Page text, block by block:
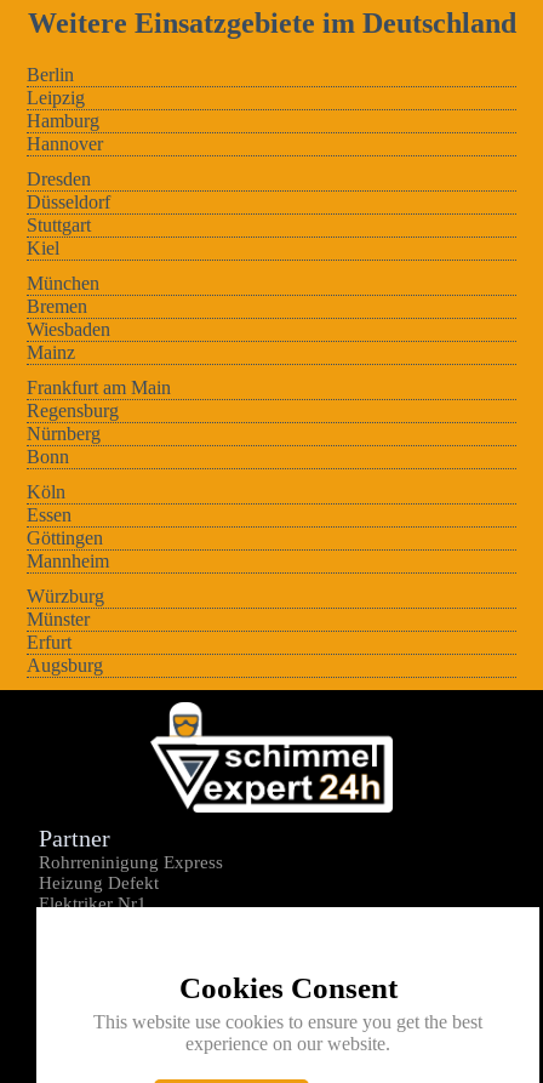
Weitere Einsatzgebiete im Deutschland
Berlin
Leipzig
Hamburg
Hannover
Dresden
Düsseldorf
Stuttgart
Kiel
München
Bremen
Wiesbaden
Mainz
Frankfurt am Main
Regensburg
Nürnberg
Bonn
Köln
Essen
Göttingen
Mannheim
Würzburg
Münster
Erfurt
Augsburg
Cookies Consent
This website use cookies to ensure you get the best
experience on our website.
Partner
Rohrreninigung Express
Heizung Defekt
Elektriker Nr1
Kontakt